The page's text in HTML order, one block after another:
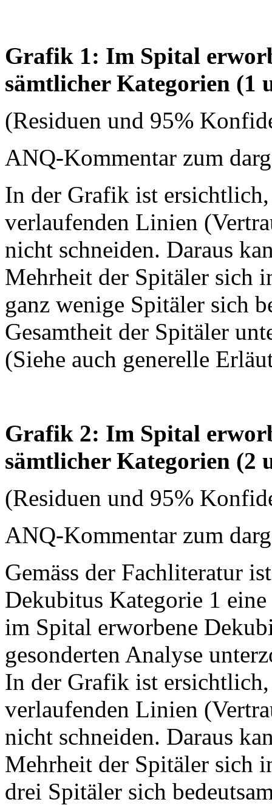
Grafik 1: Im Spital
sämtlicher Kategorien (1
(Residuen und 95%
ANQ-Kommentar zum
In der Grafik ist
verlaufenden Linien
nicht schneiden. Daraus
Mehrheit der Spitäler sich
ganz wenige Spitäler sich
Gesamtheit der Spitäler
(Siehe auch generelle
Grafik 2: Im Spital
sämtlicher Kategorien (2
(Residuen und 95%
ANQ-Kommentar zum
Gemäss der Fachliteratur
Dekubitus Kategorie 1
im Spital erworbene
gesonderten Analyse
In der Grafik ist
verlaufenden Linien
nicht schneiden. Daraus
Mehrheit der Spitäler sich
drei Spitäler sich